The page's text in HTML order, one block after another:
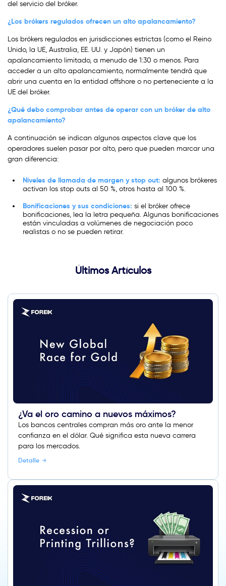
del servicio del bróker.
¿Los brókers regulados ofrecen un alto apalancamiento?
Los brókers regulados en jurisdicciones estrictas (como el Reino
Unido, la UE, Australia, EE. UU. y Japón) tienen un
apalancamiento limitado, a menudo de 1:30 o menos. Para
acceder a un alto apalancamiento, normalmente tendrá que
abrir una cuenta en la entidad offshore o no perteneciente a la
UE del bróker.
¿Qué debo comprobar antes de operar con un bróker de alto
apalancamiento?
A continuación se indican algunos aspectos clave que los
operadores suelen pasar por alto, pero que pueden marcar una
gran diferencia:
Niveles de llamada de margen y stop out: algunos brókeres
activan los stop outs al 50 %, otros hasta al 100 %.
Bonificaciones y sus condiciones: si el bróker ofrece
bonificaciones, lea la letra pequeña. Algunas bonificaciones
están vinculadas a volúmenes de negociación poco
realistas o no se pueden retirar.
Últimos Artículos
¿Va el oro camino a nuevos máximos?
Los bancos centrales compran más oro ante la menor
confianza en el dólar. Qué significa esta nueva carrera
para los mercados.
Detalle